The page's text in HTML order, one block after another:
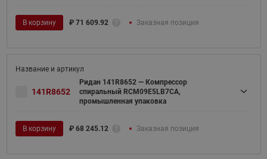
В корзину ₽ 71 609.92 Заказная позиция
141R8652
Ридан 141R8652 — Компрессор
спиральный RCM09E5LB7CA,
промышленная упаковка
В корзину ₽ 68 245.12 Заказная позиция